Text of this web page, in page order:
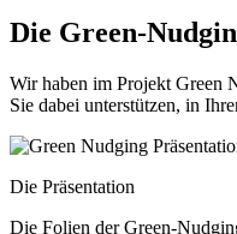
Die Green-
Wir haben im Projekt Green
Sie dabei unterstützen, in
Die Präsentation
Die Folien der Green-